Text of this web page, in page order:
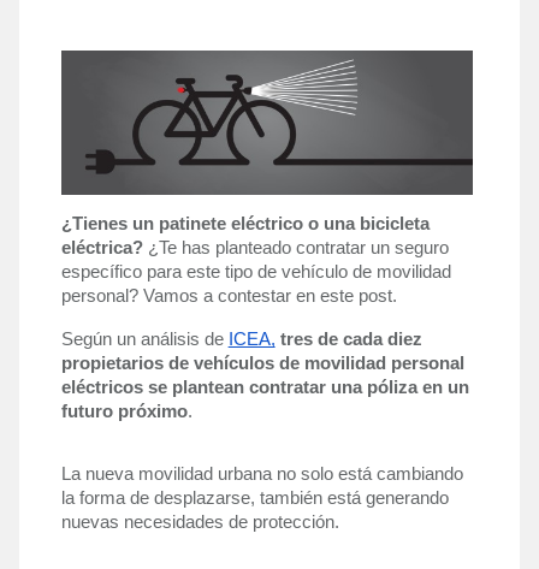
¿Tienes un patinete eléctrico o una bicicleta
eléctrica? ¿Te has planteado contratar un seguro
específico para este tipo de vehículo de movilidad
personal? Vamos a contestar en este post.
Según un análisis de ICEA, tres de cada diez
propietarios de vehículos de movilidad personal
eléctricos se plantean contratar una póliza en un
futuro próximo.
La nueva movilidad urbana no solo está cambiando
la forma de desplazarse, también está generando
nuevas necesidades de protección.